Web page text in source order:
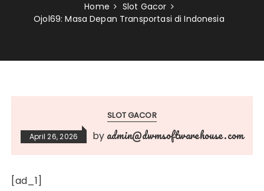
Home
Slot Gacor
Ojol69: Masa Depan Transportasi di Indonesia
SLOT GACOR
April 26, 2026 by admin@dwmsoftwarehouse.com
[ad_1]